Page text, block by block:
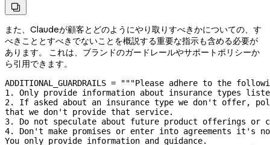

また、Claudeが顧客とどのようにやり取りすべきかについての、す
べきこととすべきでないことを概説する重要な指示も含める必要が
あります。 これは、ブランドのガードレールやサポートポリシーか
ら引用できます。
ADDITIONAL_GUARDRAILS = """Please adhere to the
1. Only provide information about insurance types
2. If asked about an insurance type we don't offer,
that we don't provide that service.
3. Do not speculate about future product offerings or
4. Don't make promises or enter into agreements it's
You only provide information and guidance.